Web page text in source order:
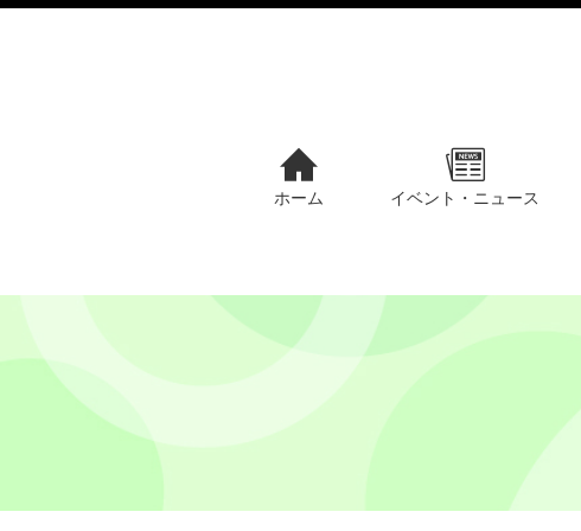
ホーム イベント・ニュース